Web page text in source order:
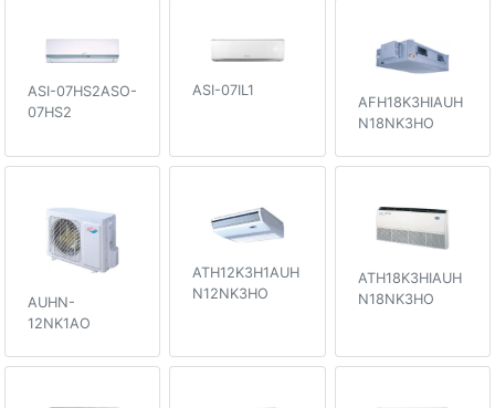
ASI-07HS2ASO-
07HS2
ASI-07IL1
AFH18K3HIAUH
N18NK3HO
AUHN-
12NK1AO
ATH12K3H1AUH
N12NK3HO
ATH18K3HIAUH
N18NK3HO